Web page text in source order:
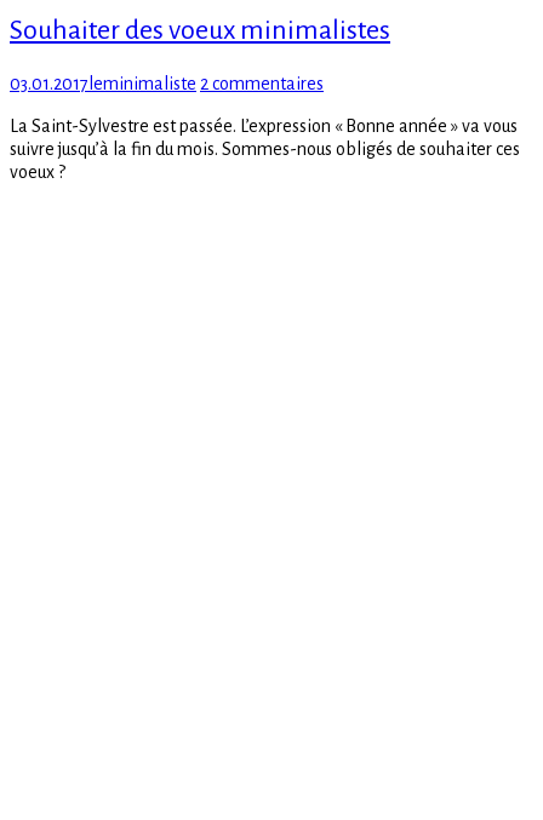
Souhaiter des voeux minimalistes
Posted
03.01.2017 Author
leminimaliste 2 commentaires
des
voeux
La Saint-Sylvestre est passée. L’expression « Bonne année » va vous
suivre jusqu’à la fin du mois. Sommes-nous obligés de souhaiter ces
voeux ?